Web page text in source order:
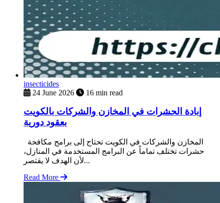
insecticides
24 June 2026
16 min read
إبادة الحشرات في المخازن والشركات بالكويت
بعقود دورية
حشرات تختلف تماماً عن البرامج المستخدمة في المنازل،
لأن الهدف لا يقتصر...
Read More